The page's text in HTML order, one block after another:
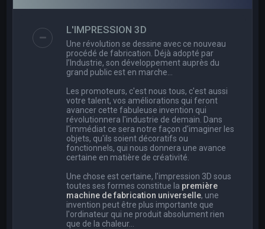
L'IMPRESSION 3D
Une révolution se dessine avec ce nouveau
procédé de fabrication. Déjà adopté par
l’Industrie, son développement auprès du
grand public est en marche…
Les promoteurs, c'est nous tous, c'est aussi
votre talent, vos améliorations qui feront
avancer cette fabuleuse invention qui
révolutionnera l'industrie de demain. Dans
l'immédiat ce sera notre façon d'imaginer les
objets, qu'ils soient décoratifs ou
fonctionnels, qui nous donnera une avance
certaine en matière de créativité.
Une chose est certaine, l'impression 3D sous
toutes ses formes constitue la première
machine de fabrication universelle, une
invention peut être plus importante que
l'ordinateur qui ne produit absolument rien
que de la chaleur...